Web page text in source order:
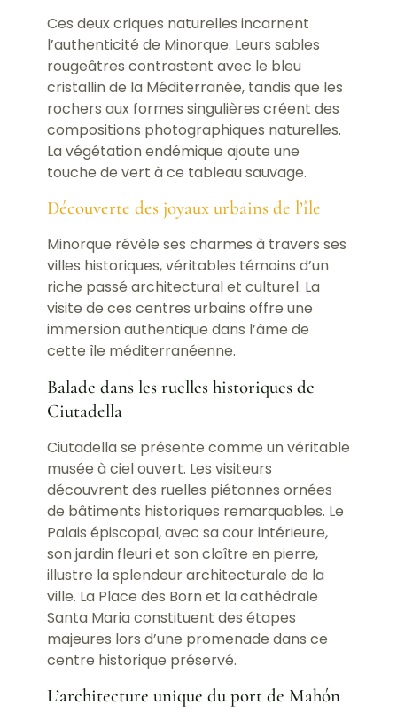
Ces deux criques naturelles incarnent
l’authenticité de Minorque. Leurs sables
rougeâtres contrastent avec le bleu
cristallin de la Méditerranée, tandis que les
rochers aux formes singulières créent des
compositions photographiques naturelles.
La végétation endémique ajoute une
touche de vert à ce tableau sauvage.
Découverte des joyaux urbains de l’île
Minorque révèle ses charmes à travers ses
villes historiques, véritables témoins d’un
riche passé architectural et culturel. La
visite de ces centres urbains offre une
immersion authentique dans l’âme de
cette île méditerranéenne.
Balade dans les ruelles historiques de
Ciutadella
Ciutadella se présente comme un véritable
musée à ciel ouvert. Les visiteurs
découvrent des ruelles piétonnes ornées
de bâtiments historiques remarquables. Le
Palais épiscopal, avec sa cour intérieure,
son jardin fleuri et son cloître en pierre,
illustre la splendeur architecturale de la
ville. La Place des Born et la cathédrale
Santa Maria constituent des étapes
majeures lors d’une promenade dans ce
centre historique préservé.
L’architecture unique du port de Mahón